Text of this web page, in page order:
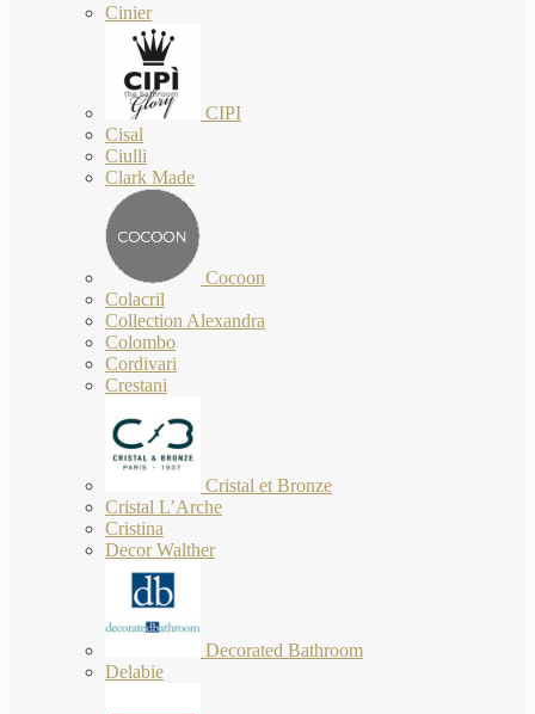
Cinier
CIPI
Cisal
Ciulli
Clark Made
Cocoon
Colacril
Collection Alexandra
Colombo
Cordivari
Crestani
Cristal et Bronze
Cristal L’Arche
Cristina
Decor Walther
Decorated Bathroom
Delabie